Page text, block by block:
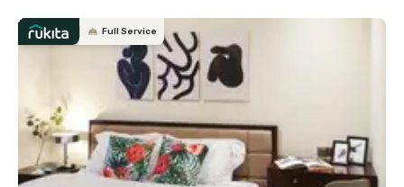
Full Service